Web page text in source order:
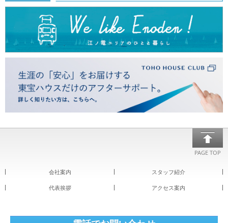
PAGE TOP
会社案内 スタッフ紹介
代表挨拶 アクセス案内